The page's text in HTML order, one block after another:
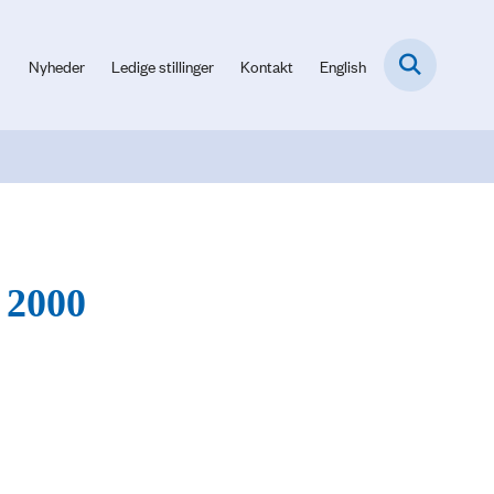
Nyheder Ledige stillinger Kontakt English